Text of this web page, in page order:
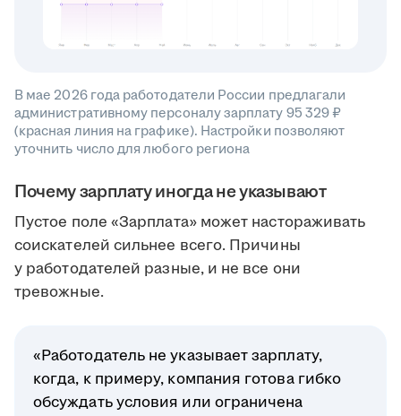
В мае 2026 года работодатели России предлагали
административному персоналу зарплату 95 329 ₽
(красная линия на графике). Настройки позволяют
уточнить число для любого региона
Почему зарплату иногда не указывают
Пустое поле «Зарплата» может настораживать
соискателей сильнее всего. Причины
у работодателей разные, и не все они
тревожные.
«Работодатель не указывает зарплату,
когда, к примеру, компания готова гибко
обсуждать условия или ограничена